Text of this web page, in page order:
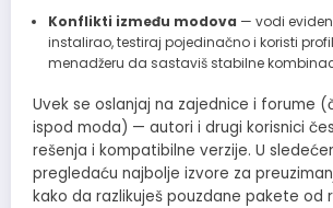
Konflikti između modova — vodi
instalirao, testiraj pojedinačno i koristi
menadžeru da sastaviš stabilne
Uvek se oslanjaj na zajednice i forume
ispod moda) — autori i drugi korisnici
rešenja i kompatibilne verzije. U
pregledaću najbolje izvore za
kako da razlikuješ pouzdane pakete od